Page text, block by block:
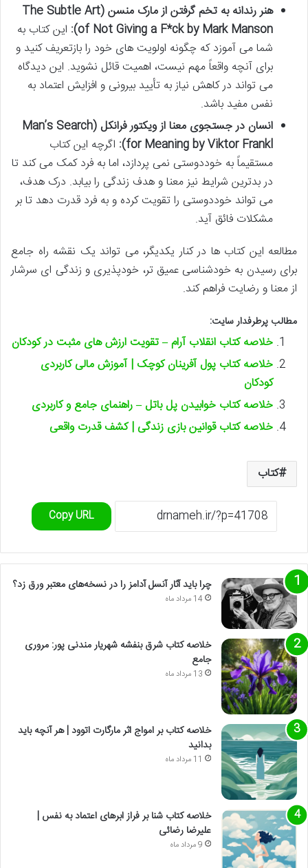
هنر رندانه به تخم گرفتن از مارک منسن (The Subtle Art
of Not Giving a F*ck by Mark Manson): این کتاب به
شما می آموزد که چگونه اولویت های خود را بازتعریف کنید و
برای آنچه واقعاً مهم نیست، اهمیت قائل نشوید. این دیدگاه
می تواند در کاهش نیاز به تأیید بیرونی و افزایش اعتماد به
نفس مفید باشد.
انسان در جستجوی معنا از ویکتور فرانکل (Man’s Search
for Meaning by Viktor Frankl):
اگرچه این کتاب
مستقیماً به خوددوستی نمی پردازد، اما به فرد کمک می کند تا
در بدترین شرایط نیز معنا و هدف زندگی را بیابد. درک هدف،
می تواند خوددوستی را تقویت کرده و به فرد قدرت دهد تا بر
مشکلات فائق آید.
مطالعه این کتاب ها در کنار یکدیگر، می تواند یک نقشه راه جامع
برای رسیدن به خودشناسی عمیق تر، خودپذیری و زندگی ای سرشار
از معنا و رضایت فراهم کند.
مطالب پرطرفدار سایت:
خلاصه کتاب انقلاب آرام – تقویت ارزش های مثبت در کودکان
خلاصه کتاب پول آفرینان کوچک | آموزش مالی کاربردی
کودکان
خلاصه کتاب خوابیدن پل باتل – راهنمای جامع و کاربردی
خلاصه کتاب قوانین بازی زندگی | کشف قدرت واقعی
کتاب
Copy URL
چرا باید آثار آنسل آدامز را در نسخه‌های معتبر ورق زد؟
14 مرداد ماه
خلاصه کتاب شرق بنفشه شهریار مندنی پور: مروری
جامع
13 مرداد ماه
خلاصه کتاب بر امواج اثر مارگارت اتوود | هر آنچه باید
بدانید
11 مرداد ماه
خلاصه کتاب شنا بر فراز ابرهای اعتماد به نفس |
علیرضا رضائی
9 مرداد ماه